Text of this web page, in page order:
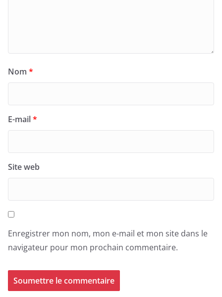
Nom *
E-mail*
Site web
Enregistrer mon nom, mon e-mail et mon site dans le
navigateur pour mon prochain commentaire.